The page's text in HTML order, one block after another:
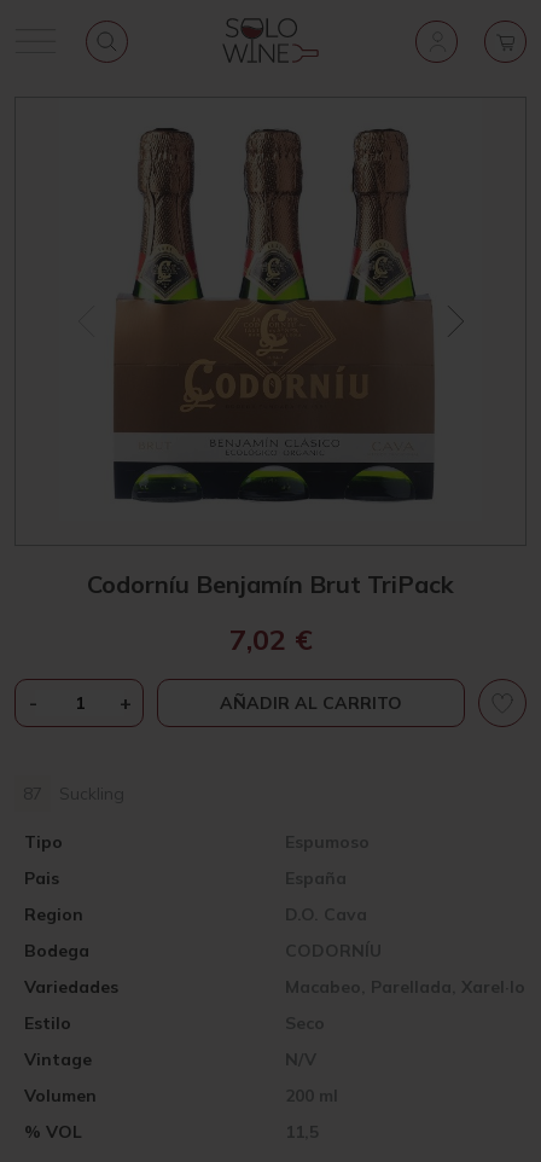
Codorníu Benjamín Brut TriPack
Suckling
Pais España
Vintage N/V
Region D.O. Cava
Volumen 200 ml
Bodega CODORNÍU
% VOL 11,5
Variedades
Macabeo, Parellada, Xarel·lo
Estilo
Seco
Tipo Espumoso
7,02 €
-CODORNÍU
BENJAMÍN
CANTIDAD
+ AÑADIR AL CARRITO